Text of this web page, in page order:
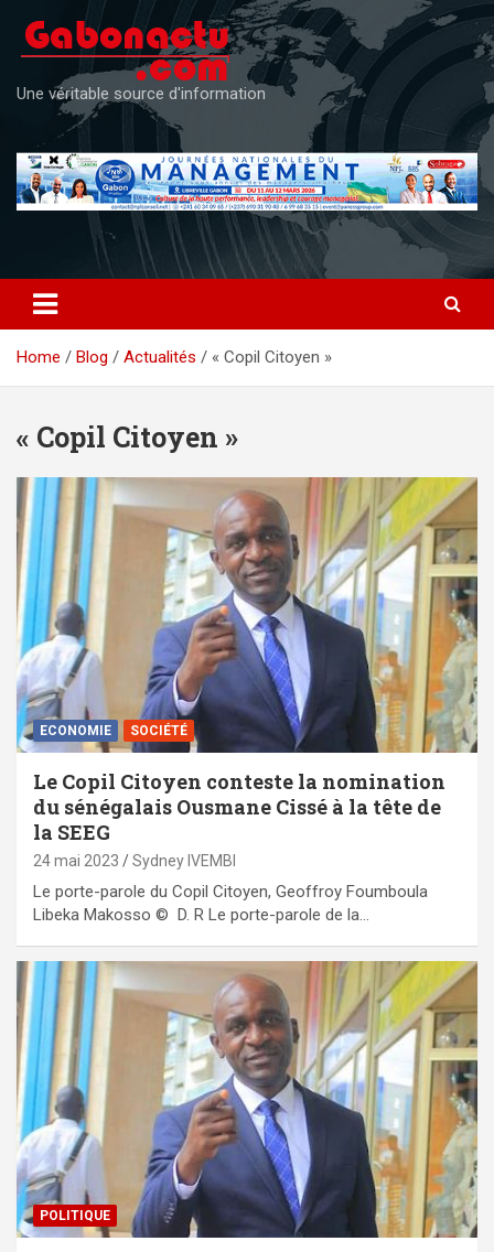
content
Une véritable source d'information
Home Blog Actualités « Copil Citoyen »
« Copil Citoyen »
ECONOMIE SOCIÉTÉ
Le Copil Citoyen conteste la nomination
du sénégalais Ousmane Cissé à la tête de
la SEEG
24 mai 2023 Sydney IVEMBI
Le porte-parole du Copil Citoyen, Geoffroy Foumboula
Libeka Makosso © D. R Le porte-parole de la…
POLITIQUE